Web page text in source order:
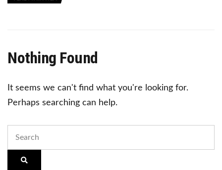
Nothing Found
It seems we can't find what you're looking for.
Perhaps searching can help.
for: